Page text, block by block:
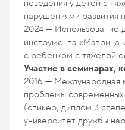
поведения у детей с
нарушениями развития
2024 — Использование
инструмента «Матрица
с ребенком с тяжелой
Участие в семинарах,
2016 — Международная
проблемы современных
(спикер, диплом 3
университет дружбы